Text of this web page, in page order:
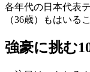
各年代の日本代表
（36歳）もはいる
強豪に挑む